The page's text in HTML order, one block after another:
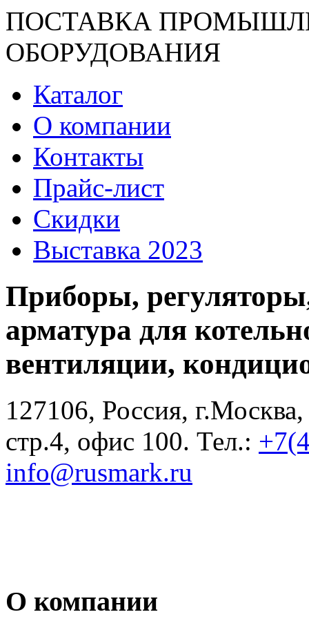
ПОСТАВКА
ОБОРУДОВАНИЯ
Каталог
О компании
Контакты
Прайс-лист
Скидки
Выставка 2023
Приборы,
арматура для
вентиляции,
127106, Россия,
стр.4, офис 100. Тел.:
info@rusmark.ru
О компании